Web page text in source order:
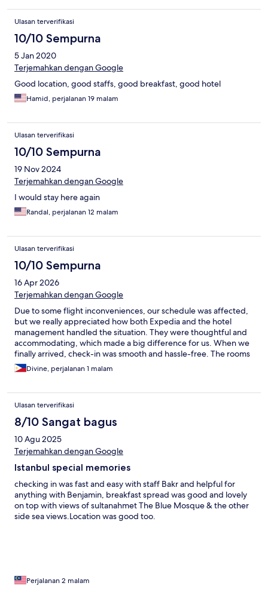
Ulasan terverifikasi
10/10 Sempurna
5 Jan 2020
Terjemahkan dengan Google
Good location, good staffs, good breakfast, good hotel
Hamid, perjalanan 19 malam
Ulasan terverifikasi
10/10 Sempurna
19 Nov 2024
Terjemahkan dengan Google
I would stay here again
Randal, perjalanan 12 malam
Ulasan terverifikasi
10/10 Sempurna
16 Apr 2026
Terjemahkan dengan Google
Due to some flight inconveniences, our schedule was affected,
but we really appreciated how both Expedia and the hotel
management handled the situation. They were thoughtful and
accommodating, which made a big difference for us. When we
finally arrived, check-in was smooth and hassle-free. The rooms
were clean and comfortable, making it a nice place to rest after
a stressful journey. Unfortunately, we weren’t able to try the
the next day. Overall, it was a pleasant stay, and we’re grateful
for how the staff handled our situation.
Divine, perjalanan 1 malam
Ulasan terverifikasi
8/10 Sangat bagus
10 Agu 2025
Terjemahkan dengan Google
Istanbul special memories
checking in was fast and easy with staff Bakr and helpful for
anything with Benjamin, breakfast spread was good and lovely
on top with views of sultanahmet The Blue Mosque & the other
side sea views.Location was good too.
Perjalanan 2 malam